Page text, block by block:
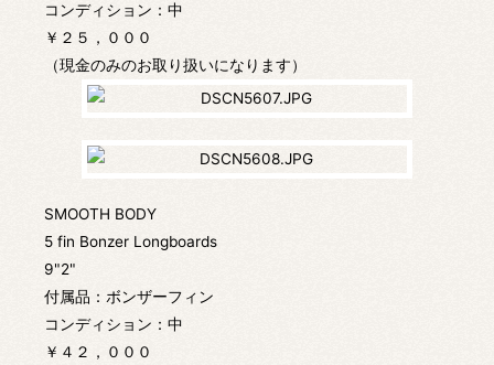
コンディション：中
￥２５，０００
（現金のみのお取り扱いになります）
SMOOTH BODY
5 fin Bonzer Longboards
9"2"
付属品：ボンザーフィン
コンディション：中
￥４２，０００